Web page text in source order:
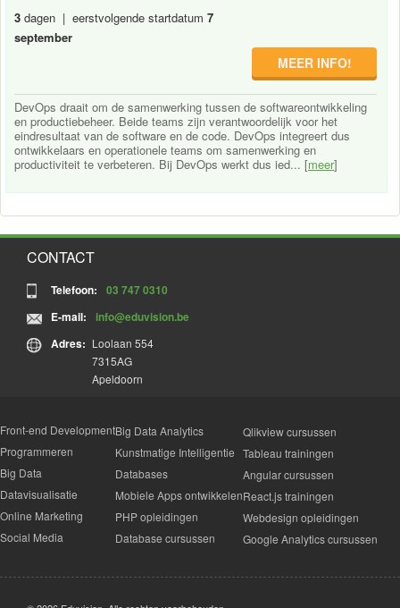
3 dagen | eerstvolgende startdatum 7
september
MEER INFO!
DevOps draait om de samenwerking tussen de softwareontwikkeling
en productiebeheer. Beide teams zijn verantwoordelijk voor het
eindresultaat van de software en de code. DevOps integreert dus
ontwikkelaars en operationele teams om samenwerking en
productiviteit te verbeteren. Bij DevOps werkt dus ied... [meer]
CONTACT
Telefoon:
03 747 0310
E-mail:
info@eduvision.be
Adres: Loolaan 554
7315AG
Apeldoorn
Front-end Development
Programmeren
Big Data
Datavisualisatie
Online Marketing
Social Media
Big Data Analytics
Kunstmatige Intelligentie
Databases
Mobiele Apps ontwikkelen
PHP opleidingen
Database cursussen
Qlikview cursussen
Tableau trainingen
Angular cursussen
React.js trainingen
Webdesign opleidingen
Google Analytics cursussen